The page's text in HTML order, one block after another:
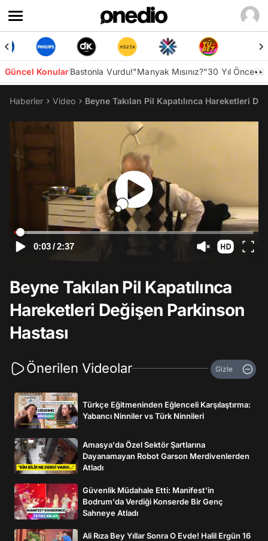
Güncel KonularBastonla Vurdu!"Manyak Mısınız?"30 Yıl Önce👀
Haberler Video Beyne Takılan Pil Kapatılınca Hareketleri
0:03/2:37
Beyne Takılan Pil Kapatılınca
Hareketleri Değişen Parkinson
Hastası
Önerilen Videolar Gizle
Türkçe Eğitmeninden Eğlenceli Karşılaştırma:
Yabancı Ninniler vs Türk Ninnileri
Amasya'da Özel Sektör Şartlarına
Dayanamayan Robot Garson Merdivenlerden
Atladı
Güvenlik Müdahale Etti: Manifest'in
Bodrum'da Verdiği Konserde Bir Genç
Sahneye Atladı
Ali Rıza Bey Yıllar Sonra O Evde! Halil Ergün 16